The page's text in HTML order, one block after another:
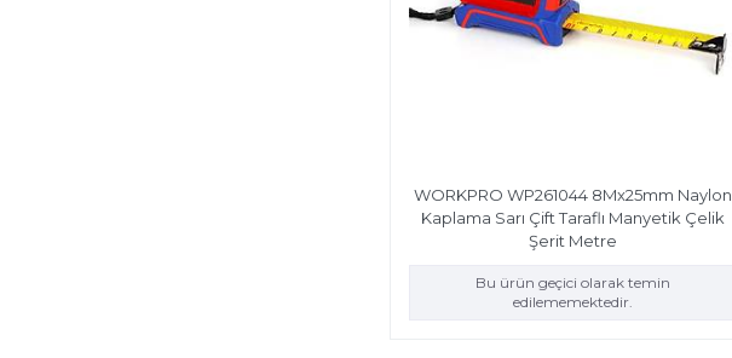
WORKPRO WP261044 8Mx25mm Naylon
Kaplama Sarı Çift Taraflı Manyetik Çelik
Şerit Metre
Bu ürün geçici olarak temin
edilememektedir.